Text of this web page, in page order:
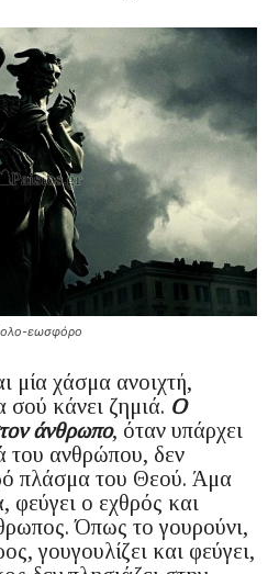
εωσφόρο
μία χάσμα ανοιχτή,
σού κάνει ζημιά. Ο
άνθρωπο, όταν υπάρχει
του ανθρώπου, δεν
πλάσμα του Θεού. Άμα
φεύγει ο εχθρός και
Όπως το γουρούνι,
γουγουλίζει και φεύγει,